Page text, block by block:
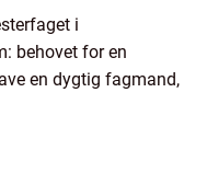
i
behovet for en
en dygtig fagmand,